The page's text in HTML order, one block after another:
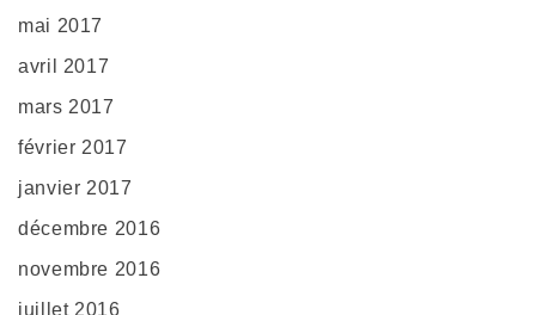
mai 2017
avril 2017
mars 2017
février 2017
janvier 2017
décembre 2016
novembre 2016
juillet 2016